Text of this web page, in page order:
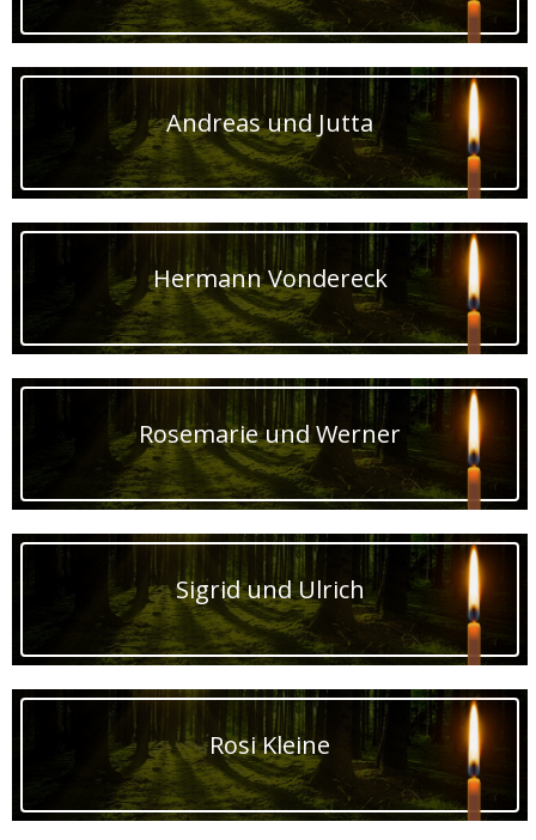
Andreas und Jutta
Hermann Vondereck
Rosemarie und Werner
Sigrid und Ulrich
Rosi Kleine